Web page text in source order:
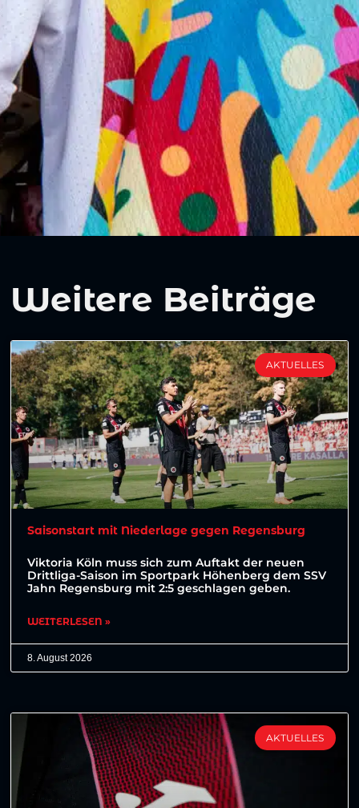
Weitere Beiträge
AKTUELLES
Saisonstart mit Niederlage gegen Regensburg
Viktoria Köln muss sich zum Auftakt der neuen
Drittliga-Saison im Sportpark Höhenberg dem SSV
Jahn Regensburg mit 2:5 geschlagen geben.
WEITERLESEN »
8. August 2026
AKTUELLES